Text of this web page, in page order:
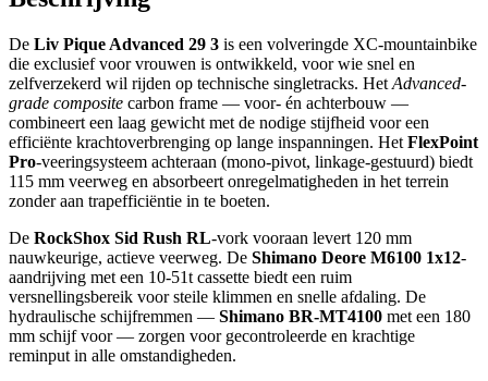
De Liv Pique Advanced 29 3 is een volveringde XC-mountainbike
die exclusief voor vrouwen is ontwikkeld, voor wie snel en
zelfverzekerd wil rijden op technische singletracks. Het Advanced-
grade composite carbon frame — voor- én achterbouw —
combineert een laag gewicht met de nodige stijfheid voor een
efficiënte krachtoverbrenging op lange inspanningen. Het FlexPoint
Pro-veeringsysteem achteraan (mono-pivot, linkage-gestuurd) biedt
115 mm veerweg en absorbeert onregelmatigheden in het terrein
zonder aan trapefficiëntie in te boeten.
De RockShox Sid Rush RL-vork vooraan levert 120 mm
nauwkeurige, actieve veerweg. De Shimano Deore M6100 1x12-
aandrijving met een 10-51t cassette biedt een ruim
versnellingsbereik voor steile klimmen en snelle afdaling. De
hydraulische schijfremmen — Shimano BR-MT4100 met een 180
mm schijf voor — zorgen voor gecontroleerde en krachtige
reminput in alle omstandigheden.